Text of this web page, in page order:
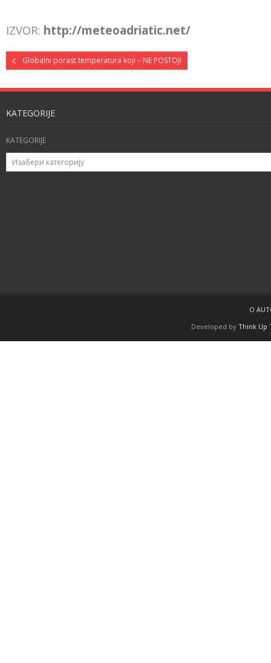
IZVOR: http://meteoadriatic.net/
Globalni porast temperatura koji – NE POSTOJI
KATEGORIJE
KATEGORIJE
O
Developed by Think Up